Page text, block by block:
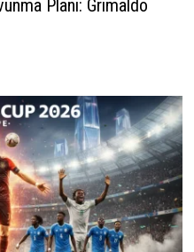
Planı: Grimaldo